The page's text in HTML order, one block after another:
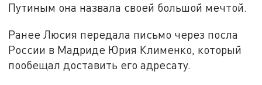
Путиным она назвала своей большой мечтой.
Ранее Люсия передала письмо через посла
России в Мадриде Юрия Клименко, который
пообещал доставить его адресату.